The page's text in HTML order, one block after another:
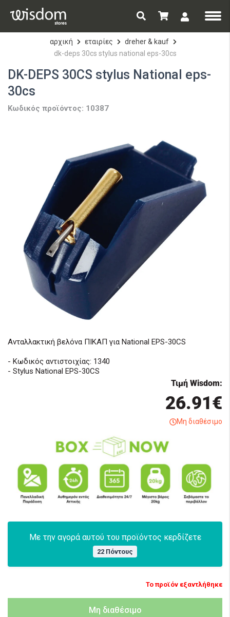
αρχική εταιρίες
dreher & kauf
dk-deps 30cs stylus national eps-30cs
DK-DEPS 30CS stylus National eps-
30cs
Κωδικός προϊόντος: 10387
Ανταλλακτική βελόνα ΠΙΚΑΠ για National EPS-30CS
- Κωδικός αντιστοιχίας: 1340
- Stylus National EPS-30CS
Τιμή Wisdom:
26.91€
Μη διαθέσιμο
Με την αγορά αυτού του προϊόντος κερδίζετε
22 Πόντους
Το προϊόν εξαντλήθηκε
Μη διαθέσιμο